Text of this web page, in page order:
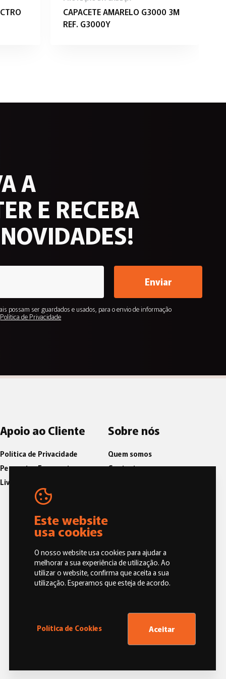
CAPACETE AMARELO G3000 3M
REF. G3000Y
A
E RECEBA
possam ser guardados e usados, para o envio de informação
Política de Privacidade
Enviar
Apoio ao Cliente
Política de Privacidade
Perguntas Frequentes
Livro de Reclamações
Sobre nós
Quem somos
Contactos
Este website
usa cookies
O nosso website usa cookies para ajudar a
melhorar a sua experiência de utilização. Ao
utilizar o website, confirma que aceita a sua
utilização. Esperamos que esteja de acordo.
Política de Cookies Aceitar